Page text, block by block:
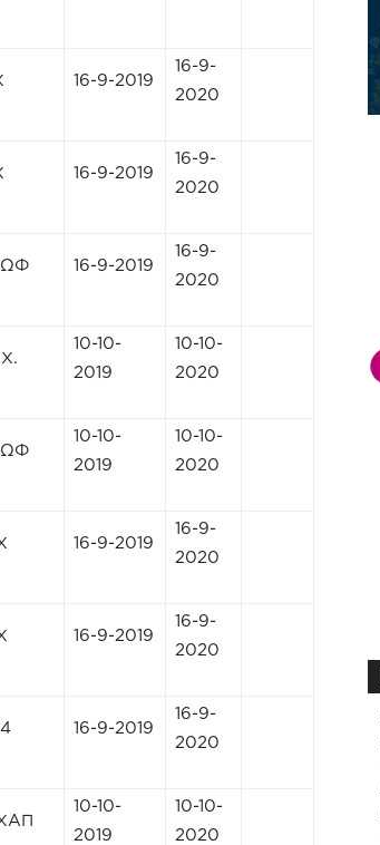
16-9-2019
16-9-
2020
16-9-2019
16-9-
2020
16-9-2019
16-9-
2020
10-10-
2019
10-10-
2020
10-10-
2019
10-10-
2020
16-9-2019
16-9-
2020
16-9-2019
16-9-
2020
16-9-2019
16-9-
2020
10-10-
2019
10-10-
2020